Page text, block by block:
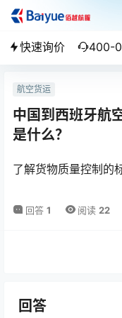
快速询价 400-
航空货运
中国到西班牙航
是什么？
了解货物质量控制的
回答 1 阅读 22
回答